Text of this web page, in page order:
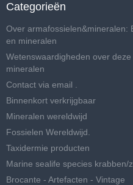
Categorieën
Over armafossielen&mineralen:
en mineralen
Wetenswaardigheden over
mineralen
Contact via email .
Binnenkort verkrijgbaar
Mineralen wereldwijd
Fossielen Wereldwijd.
Taxidermie producten
Marine sealife species krabben/
Brocante - Artefacten - Vintage